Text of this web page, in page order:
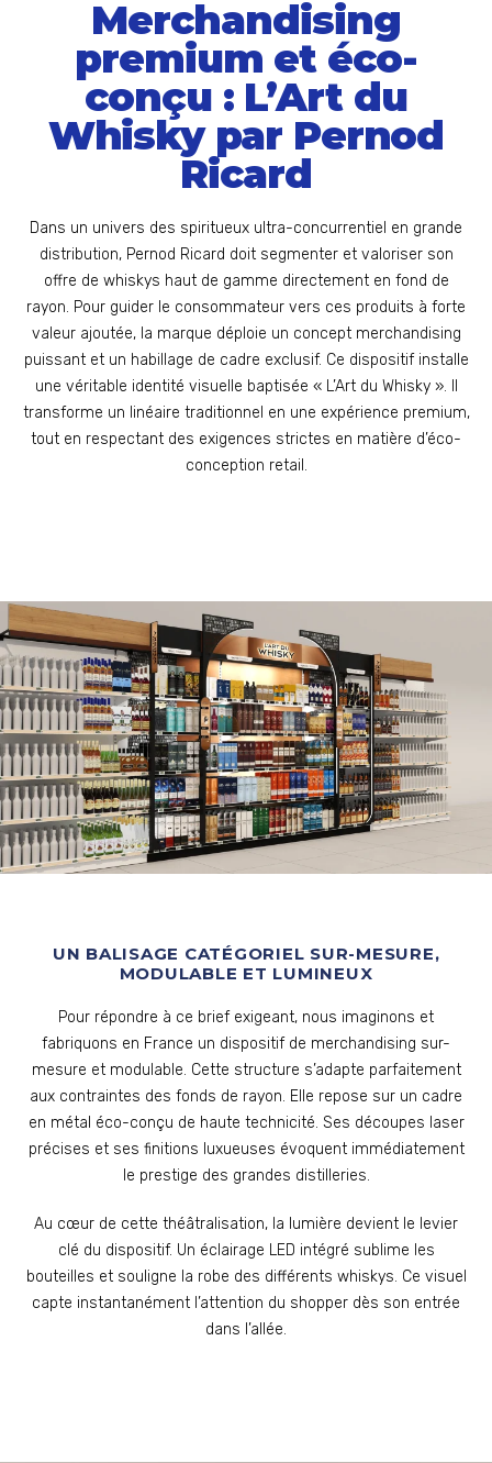
Merchandising
premium et éco-
conçu : L’Art du
Whisky par Pernod
Ricard
Dans un univers des spiritueux ultra-concurrentiel en grande
distribution, Pernod Ricard doit segmenter et valoriser son
offre de whiskys haut de gamme directement en fond de
rayon. Pour guider le consommateur vers ces produits à forte
valeur ajoutée, la marque déploie un concept merchandising
puissant et un habillage de cadre exclusif. Ce dispositif installe
une véritable identité visuelle baptisée « L’Art du Whisky ». Il
transforme un linéaire traditionnel en une expérience premium,
tout en respectant des exigences strictes en matière d’éco-
conception retail.
UN BALISAGE CATÉGORIEL SUR-MESURE,
MODULABLE ET LUMINEUX
Pour répondre à ce brief exigeant, nous imaginons et
fabriquons en France un dispositif de merchandising sur-
mesure et modulable. Cette structure s’adapte parfaitement
aux contraintes des fonds de rayon. Elle repose sur un cadre
en métal éco-conçu de haute technicité. Ses découpes laser
précises et ses finitions luxueuses évoquent immédiatement
le prestige des grandes distilleries.
Au cœur de cette théâtralisation, la lumière devient le levier
clé du dispositif. Un éclairage LED intégré sublime les
bouteilles et souligne la robe des différents whiskys. Ce visuel
capte instantanément l’attention du shopper dès son entrée
dans l’allée.